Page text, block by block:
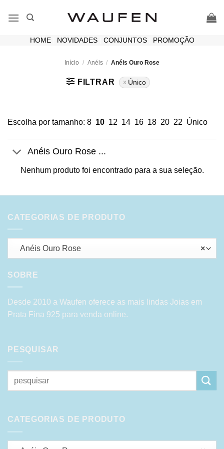
HOME| NOVIDADES| CONJUNTOS| PROMOÇÃO
Início / Anéis / Anéis Ouro Rose
FILTRAR Único
Escolha por tamanho: 8 10 12 14 16 18 20 22 Único
Anéis Ouro Rose ...
Nenhum produto foi encontrado para a sua seleção.
CATEGORIAS DE PRODUTO
×
Anéis Ouro Rose
SOBRE
Desde 2010 a Waufen oferece as mais lindas Joias em
Prata Fina 925 para venda online.
PESQUISAR
Pesquisar
por:
CATEGORIAS DE PRODUTO